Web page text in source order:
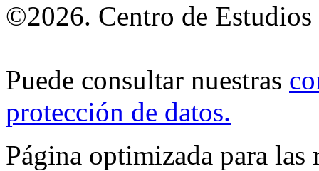
©2026. Centro de Estudios
Puede consultar nuestras
protección de datos.
Página optimizada para